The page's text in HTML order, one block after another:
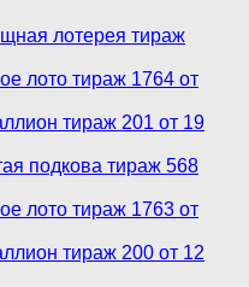
лотерея тираж
лото тираж 1764 от
тираж 201 от 19
подкова тираж 568
лото тираж 1763 от
тираж 200 от 12